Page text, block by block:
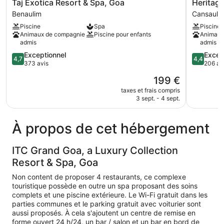
Exotica
Resort
&
Spa,
Goa
Benaulim
Taj Exotica Resort & Spa, Goa
Benaulim
Piscine
Spa
Animaux de compagnie
admis
Piscine pour enfants
4.7
sur
4,7 Exceptionnel
373 avis
Le
nouveau
prix
199 €
taxes et frais compris
3 sept. - 4 sept.
Village
Resort
&
Spa
Goa
Piscine
admis
4.4
sur
4,4
206
À propos de cet hébergement
ITC Grand Goa, a Luxury Collection
Resort & Spa, Goa
Non content de proposer 4 restaurants, ce complexe
touristique possède en outre un spa proposant des soins
complets et une piscine extérieure. Le Wi-Fi gratuit dans les
parties communes et le parking gratuit avec voiturier sont
aussi proposés. À cela s'ajoutent un centre de remise en
forme ouvert 24 h/24, un bar / salon et un bar en bord de